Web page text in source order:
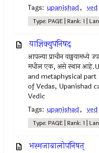
Tags: upanishad, ved
Type: PAGE | Rank: 1 |
याज्ञिक्युपनिषद्
आपल्या प्राचीन वाङ्मयामध्ये
मधील एक, असे स्थान
and metaphysical
of Vedas, Upanishad
Vedic
Tags: upanishad, ved
Type: PAGE | Rank: 1 |
भस्मजाबालोपनिषत्